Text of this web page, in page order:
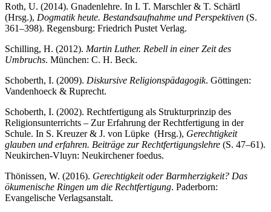
Roth, U. (2014). Gnadenlehre. In I. T. Marschler & T. Schärtl
(Hrsg.), Dogmatik heute. Bestandsaufnahme und Perspektiven (S.
361–398). Regensburg: Friedrich Pustet Verlag.
Schilling, H. (2012). Martin Luther. Rebell in einer Zeit des
Umbruchs. München: C. H. Beck.
Schoberth, I. (2009). Diskursive Religionspädagogik. Göttingen:
Vandenhoeck & Ruprecht.
Schoberth, I. (2002). Rechtfertigung als Strukturprinzip des
Religionsunterrichts – Zur Erfahrung der Rechtfertigung in der
Schule. In S. Kreuzer & J. von Lüpke (Hrsg.), Gerechtigkeit
glauben und erfahren. Beiträge zur Rechtfertigungslehre (S. 47–61).
Neukirchen-Vluyn: Neukirchener foedus.
Thönissen, W. (2016). Gerechtigkeit oder Barmherzigkeit? Das
ökumenische Ringen um die Rechtfertigung. Paderborn:
Evangelische Verlagsanstalt.